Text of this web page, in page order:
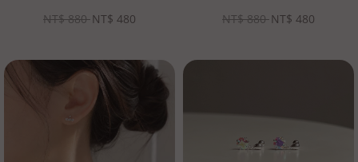
NT$ 880 NT$ 480 NT$ 880 NT$ 480